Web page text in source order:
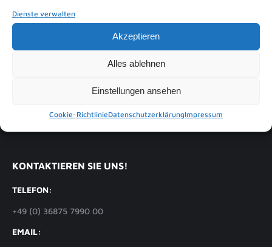
Dienste verwalten
Akzeptieren
Alles ablehnen
Einstellungen ansehen
Cookie-RichtlinieDatenschutzerklärungImpressum
Restmaterialien
Unterstützung bei der Kalkulation von
KONTAKTIEREN SIE UNS!
TELEFON:
+49 (0) 36875 7990 00
EMAIL: